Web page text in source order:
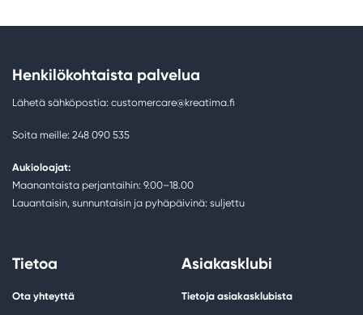
Henkilökohtaista palvelua
Lähetä sähköpostia: customercare@kreatima.fi
Soita meille: 248 090 535
Aukioloajat:
Maanantaista perjantaihin: 9.00–18.00
Lauantaisin, sunnuntaisin ja pyhäpäivinä: suljettu
Tietoa
Ota yhteyttä
Asiakasklubi
Tietoja asiakasklubista